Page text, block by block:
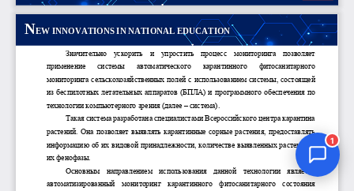
1
Onlayn